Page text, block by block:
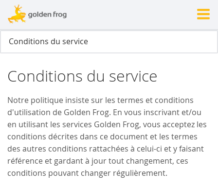
Conditions du service
Notre politique insiste sur les termes et conditions
d'utilisation de Golden Frog. En vous inscrivant et/ou
en utilisant les services Golden Frog, vous acceptez les
conditions décrites dans ce document et les termes
des autres conditions rattachées à celui-ci et y faisant
référence et gardant à jour tout changement, ces
conditions pouvant changer régulièrement.